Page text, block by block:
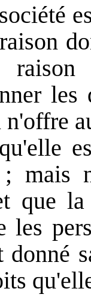
raison
les
n'offre
; mais
que
les